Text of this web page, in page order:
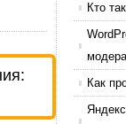
Кто
Как